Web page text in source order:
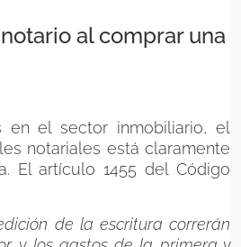
al comprar una
en el sector inmobiliario, el
notariales está claramente
El artículo 1455 del Código
de la escritura correrán